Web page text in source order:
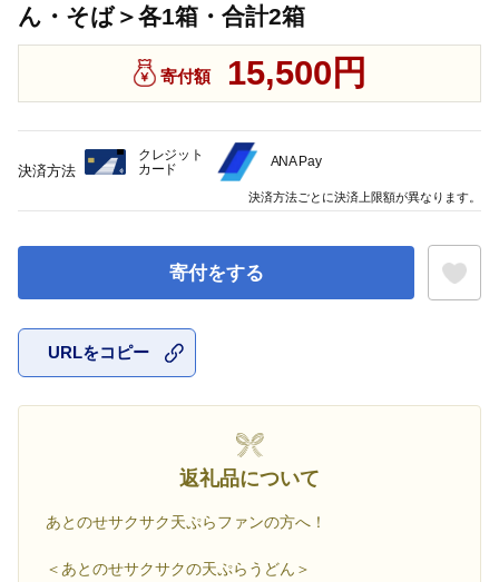
ん・そば＞各1箱・合計2箱
寄付額 15,500円
寄付をする
URLをコピー
返礼品について
あとのせサクサク天ぷらファンの方へ！
＜あとのせサクサクの天ぷらうどん＞
決済方法
クレジット
カード
ANA Pay
決済方法ごとに決済上限額が異なります。